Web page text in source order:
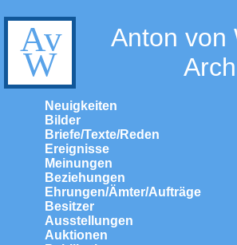
Anton von
Neuigkeiten
Bilder
Briefe/Texte/Reden
Ereignisse
Meinungen
Beziehungen
Ehrungen/Ämter/Aufträge
Besitzer
Ausstellungen
Auktionen